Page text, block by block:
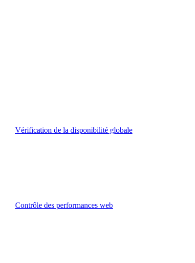
Vérification de la disponibilité globale
Contrôle des performances web